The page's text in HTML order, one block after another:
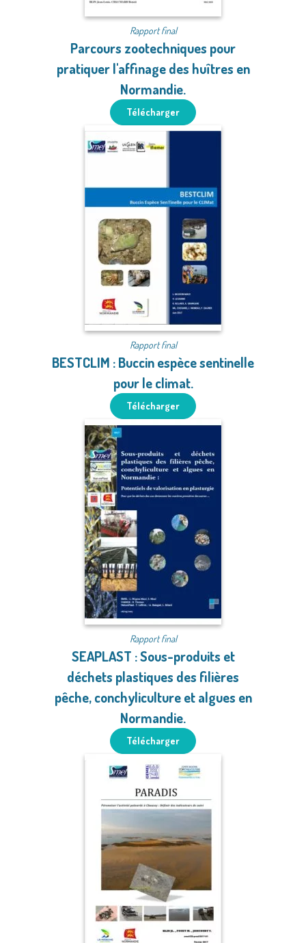
Rapport final
Parcours zootechniques pour
pratiquer l'affinage des huîtres en
Normandie.
Télécharger
Rapport final
BESTCLIM : Buccin espèce sentinelle
pour le climat.
Télécharger
Rapport final
SEAPLAST : Sous-produits et
déchets plastiques des filières
pêche, conchyliculture et algues en
Normandie.
Télécharger